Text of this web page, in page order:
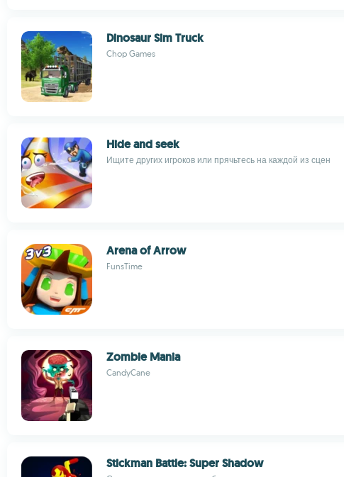
Dinosaur Sim Truck
Chop Games
Hide and seek
Ищите других игроков или прячьтесь на каждой из сцен
Arena of Arrow
FunsTime
Zombie Mania
CandyCane
Stickman Battle: Super Shadow